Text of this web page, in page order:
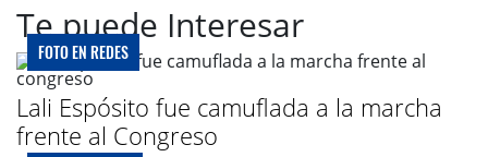
Te puede Interesar
FOTO EN REDES
Lali Espósito fue camuflada a la marcha
frente al Congreso